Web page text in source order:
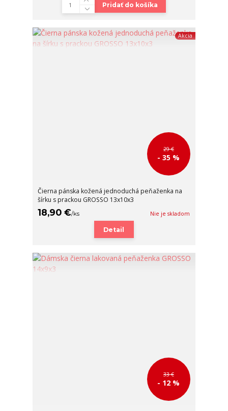
Pridať do košíka
Akcia
29 €
- 35 %
Čierna pánska kožená jednoduchá peňaženka na
šírku s prackou GROSSO 13x10x3
18,90 €/ks Nie je skladom
Detail
33 €
- 12 %